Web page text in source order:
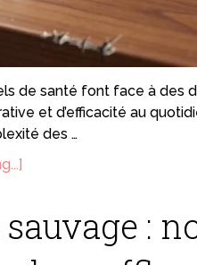
de santé font face à des
et d’efficacité au
des …
: